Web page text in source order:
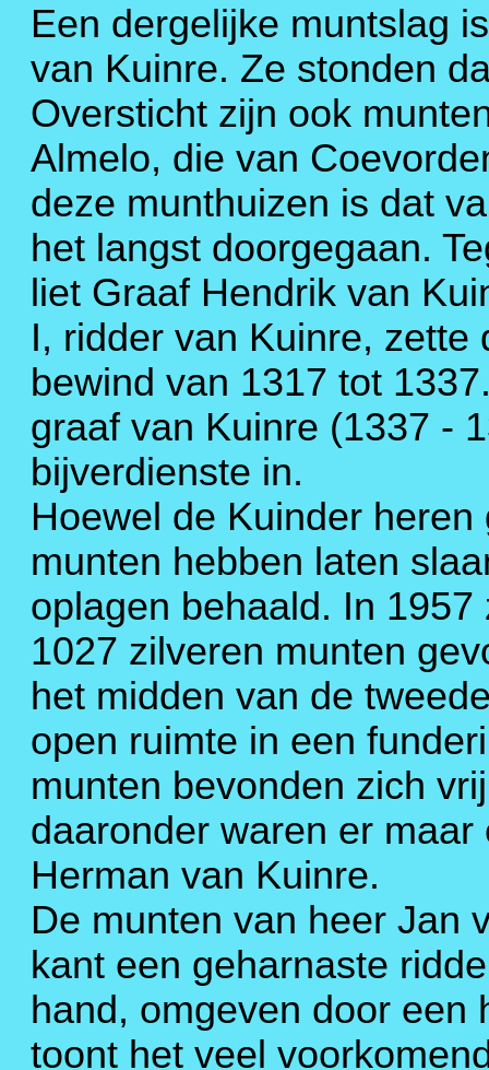
Een dergelijke muntslag
van Kuinre. Ze stonden
Oversticht zijn ook
Almelo, die van
deze munthuizen is dat
het langst doorgegaan.
liet Graaf Hendrik van
I, ridder van Kuinre,
bewind van 1317 tot
graaf van Kuinre (1337 -
bijverdienste in.
Hoewel de Kuinder
munten hebben laten
oplagen behaald. In
1027 zilveren munten
het midden van de
open ruimte in een
munten bevonden zich
daaronder waren er
Herman van Kuinre.
De munten van heer Jan
kant een geharnaste
hand, omgeven door een
toont het veel